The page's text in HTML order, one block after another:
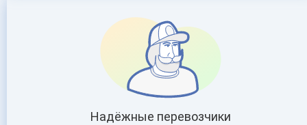
Надёжные перевозчики